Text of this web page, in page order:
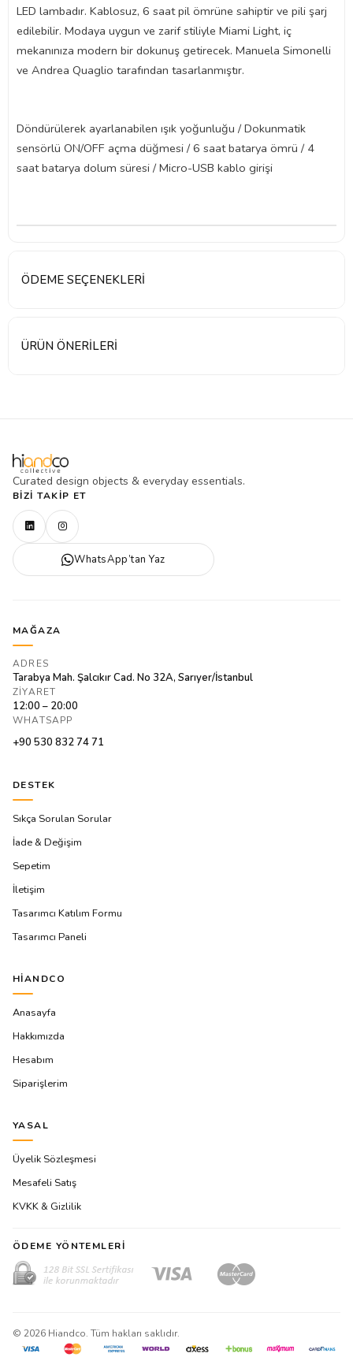
LED lambadır. Kablosuz, 6 saat pil ömrüne sahiptir ve pili şarj
edilebilir. Modaya uygun ve zarif stiliyle Miami Light, iç
mekanınıza modern bir dokunuş getirecek. Manuela Simonelli
ve Andrea Quaglio tarafından tasarlanmıştır.
Döndürülerek ayarlanabilen ışık yoğunluğu / Dokunmatik
sensörlü ON/OFF açma düğmesi / 6 saat batarya ömrü / 4
saat batarya dolum süresi / Micro-USB kablo girişi
ÖDEME SEÇENEKLERI
ÜRÜN ÖNERILERI
Curated design objects & everyday essentials.
BIZI TAKIP ET
WhatsApp’tan Yaz
MAĞAZA
ADRES
Tarabya Mah. Şalcıkır Cad. No 32A, Sarıyer/İstanbul
ZIYARET
12:00 – 20:00
WHATSAPP
+90 530 832 74 71
DESTEK
Sıkça Sorulan Sorular
İade & Değişim
Sepetim
İletişim
Tasarımcı Katılım Formu
Tasarımcı Paneli
HIANDCO
Anasayfa
Hakkımızda
Hesabım
Siparişlerim
YASAL
Üyelik Sözleşmesi
Mesafeli Satış
KVKK & Gizlilik
ÖDEME YÖNTEMLERI
© 2026 Hiandco. Tüm hakları saklıdır.